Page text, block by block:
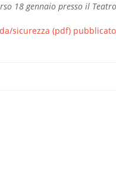
18 gennaio presso il
sicurezza (pdf)